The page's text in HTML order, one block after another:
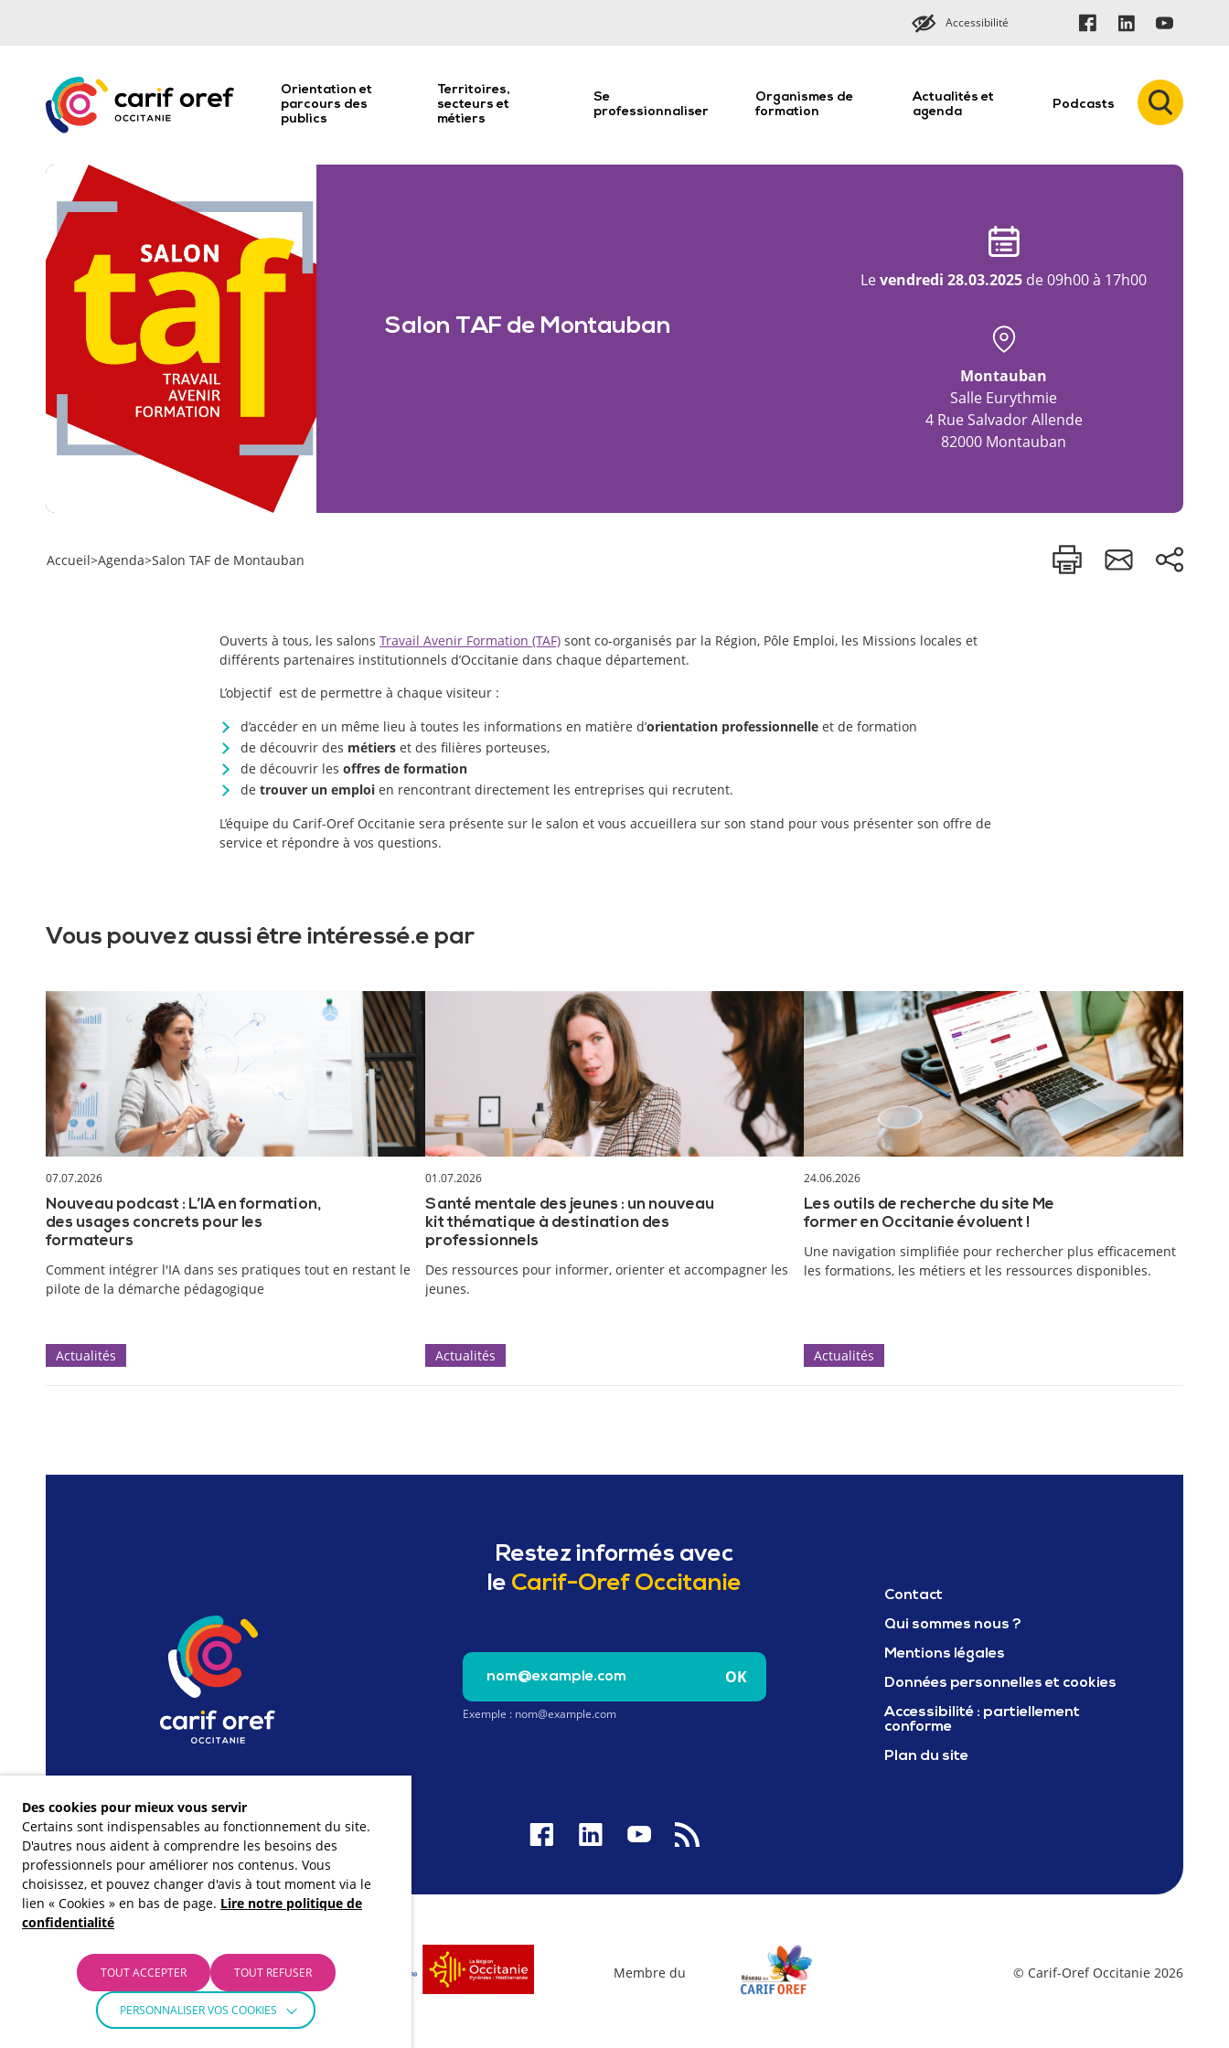
Accessibilité
Orientation et
parcours des
publics
Territoires,
secteurs et
métiers
Se
professionnaliser
Organismes de
formation
Actualités et
agenda
Podcasts
Salon TAF de Montauban
Levendredi 28.03.2025 de 09h00 à 17h00
Montauban
Salle Eurythmie
4 Rue Salvador Allende
82000 Montauban
Accueil>Agenda>Salon TAF de Montauban
Ouverts à tous, les salons Travail Avenir Formation (TAF) sont co-organisés par la Région, Pôle Emploi, les Missions locales et
différents partenaires institutionnels d’Occitanie dans chaque département.
L’objectif est de permettre à chaque visiteur :
d’accéder en un même lieu à toutes les informations en matière d’orientation professionnelle et de formation
de découvrir des métiers et des filières porteuses,
de découvrir les offres de formation
de trouver un emploi en rencontrant directement les entreprises qui recrutent.
L’équipe du Carif-Oref Occitanie sera présente sur le salon et vous accueillera sur son stand pour vous présenter son offre de
service et répondre à vos questions.
Vous pouvez aussi être intéressé.e par
07.07.2026
Nouveau podcast : L’IA en formation,
des usages concrets pour les
formateurs
Comment intégrer l'IA dans ses pratiques tout en restant le
pilote de la démarche pédagogique
Actualités
01.07.2026
Santé mentale des jeunes : un nouveau
kit thématique à destination des
professionnels
Des ressources pour informer, orienter et accompagner les
jeunes.
Actualités
24.06.2026
Les outils de recherche du site Me
former en Occitanie évoluent !
Une navigation simplifiée pour rechercher plus efficacement
les formations, les métiers et les ressources disponibles.
Actualités
Restez informés avec
le Carif-Oref Occitanie
Saisissez votre e-mail pour vous inscrire à la newsletter Carif oref occitanie
Exemple : nom@example.com
OK
Contact
Qui sommes nous ?
Mentions légales
Données personnelles et cookies
Accessibilité : partiellement
conforme
Plan du site
Nos financeurs Membre du © Carif-Oref Occitanie 2026
Des cookies pour mieux vous servir
Certains sont indispensables au fonctionnement du site.
D'autres nous aident à comprendre les besoins des
professionnels pour améliorer nos contenus. Vous
choisissez, et pouvez changer d'avis à tout moment via le
lien « Cookies » en bas de page. Lire notre politique de
confidentialité
TOUT ACCEPTER TOUT REFUSER
PERSONNALISER VOS COOKIES